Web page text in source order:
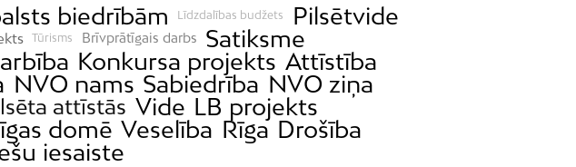
biedrībām Līdzdalības budžets
Pilsētvide
Tūrisms Brīvprātīgais darbs
Satiksme
Konkursa projekts Attīstība
NVO nams Sabiedrība NVO ziņa
attīstās Vide LB projekts
domē Veselība Rīga Drošība
iesaiste